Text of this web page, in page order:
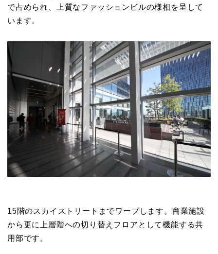
で占められ、上質なファッションビルの様相を呈して
います。
15階のスカイストリートまでワープします。商業施設
から更に上層階への切り替えフロアとして機能する共
用部です。